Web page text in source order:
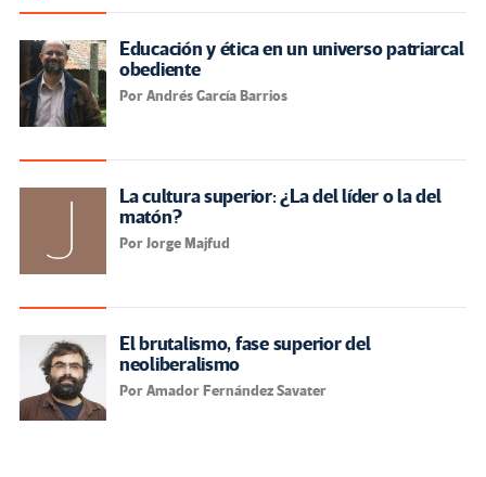
Educación y ética en un universo patriarcal
obediente
Por Andrés García Barrios
La cultura superior: ¿La del líder o la del
matón?
Por Jorge Majfud
El brutalismo, fase superior del
neoliberalismo
Por Amador Fernández Savater